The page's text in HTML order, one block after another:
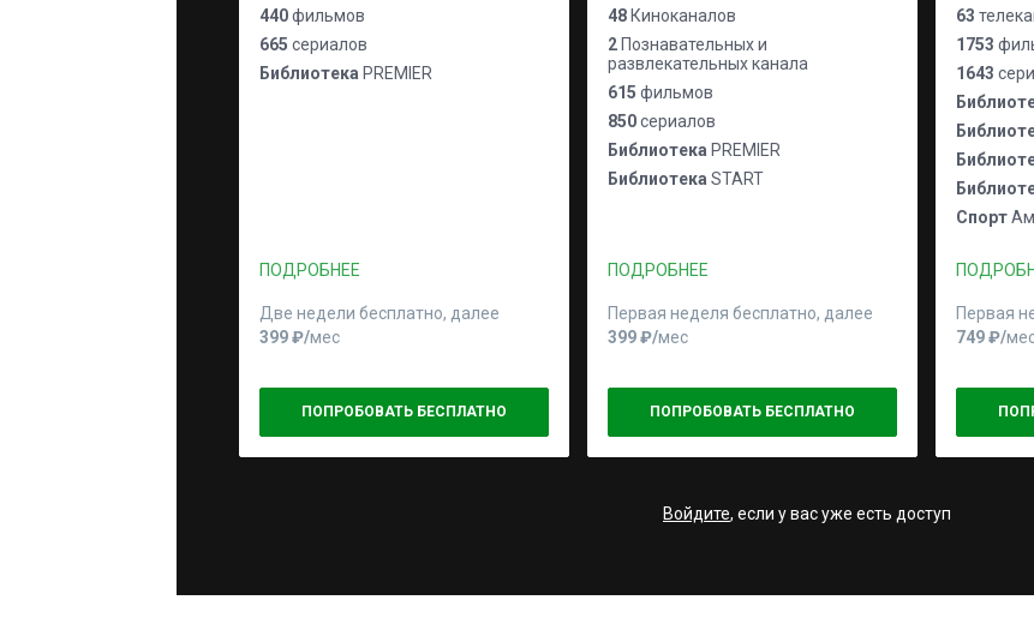
440фильмов
665 сериалов
Библиотека PREMIER
ПОДРОБНЕЕ
Две недели бесплатно, далее
399 ₽⁠/⁠мес
ПОПРОБОВАТЬ БЕСПЛАТНО
48 Киноканалов
2 Познавательных и
развлекательных канала
615 фильмов
850сериалов
Библиотека PREMIER
Библиотека START
ПОДРОБНЕЕ
Первая неделя бесплатно, далее
399 ₽⁠/⁠мес
ПОПРОБОВАТЬ БЕСПЛАТНО
63
1753
1643
Спорт
Первая
749 ₽⁠/⁠
Войдите, если у вас уже есть доступ